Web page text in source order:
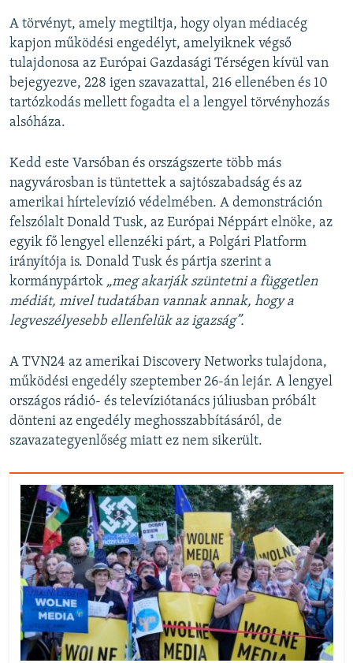
A törvényt, amely megtiltja, hogy olyan médiacég
kapjon működési engedélyt, amelyiknek végső
tulajdonosa az Európai Gazdasági Térségen kívül van
bejegyezve, 228 igen szavazattal, 216 ellenében és 10
tartózkodás mellett fogadta el a lengyel törvényhozás
alsóháza.
Kedd este Varsóban és országszerte több más
nagyvárosban is tüntettek a sajtószabadság és az
amerikai hírtelevízió védelmében. A demonstráción
felszólalt Donald Tusk, az Európai Néppárt elnöke, az
egyik fő lengyel ellenzéki párt, a Polgári Platform
irányítója is. Donald Tusk és pártja szerint a
kormánypártok „meg akarják szüntetni a független
médiát, mivel tudatában vannak annak, hogy a
legveszélyesebb ellenfelük az igazság”.
A TVN24 az amerikai Discovery Networks tulajdona,
működési engedély szeptember 26-án lejár. A lengyel
országos rádió- és televíziótanács júliusban próbált
dönteni az engedély meghosszabbításáról, de
szavazategyenlőség miatt ez nem sikerült.